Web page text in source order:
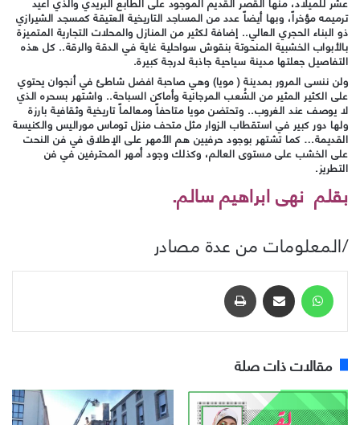
ترميمه مؤخراً، وبها أيضاً عدد من المساجد التاريخية العتيقة كمسجد الشيرازي
ذو البناء الحجري العالي.. إضافة لكثير من المنازل والمحلات التجارية المتميزة
بالأبواب الخشبية المنحوتة بنقوش سواحلية غاية في الدقة والرقة.. كل هذه
التفاصيل جعلتها مدينة سياحية جاذبة لدرجة كبيرة.
ولن ننسى المرور بمدينة ( مويا) وهي صاحبة افضل شاطئ في أنجوان يحتوي
على الكثير المثير من الشُعب المرجانية وأماكن السباحة.. واشتهر بسحره الذي
لا يوصف عند الغروب.. وتحتضن مويا متاحفاً ومعالماً تاريخية وثقافية بارزة
ولها دور كبير في استقطاب الزوار مثل متحف منزل توماس موراليس والكنيسة
القديمة… كما تشتهر بوجود حرفيين هم الأمهر على الإطلاق في فن النحت
على الخشب على مستوى العالم، وكذلك وجود أمهر المحترفين في فن
التطريز.
بقلم نهى ابراهيم سالم.
/المعلومات من عدة مصادر
مقالات ذات صلة